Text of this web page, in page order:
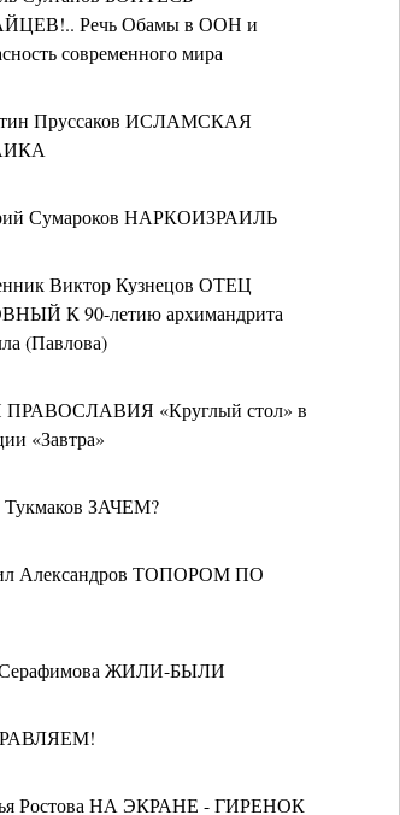
Речь Обамы в ООН и
современного мира
Пруссаков ИСЛАМСКАЯ
Сумароков НАРКОИЗРАИЛЬ
Виктор Кузнецов ОТЕЦ
К 90-летию архимандрита
(Павлова)
«Круглый стол» в
«Завтра»
Тукмаков ЗАЧЕМ?
Александров ТОПОРОМ ПО
ЖИЛИ-БЫЛИ
Ростова НА ЭКРАНЕ - ГИРЕНОК